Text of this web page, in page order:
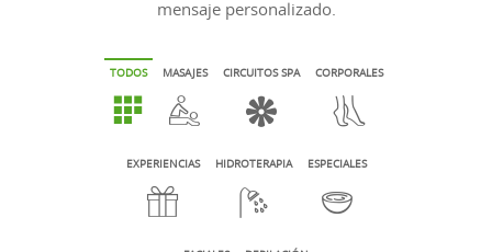
mensaje personalizado.
TODOS MASAJES CIRCUITOS SPA CORPORALES
EXPERIENCIAS HIDROTERAPIA ESPECIALES